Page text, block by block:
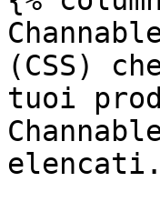
(CSS)
tuoi